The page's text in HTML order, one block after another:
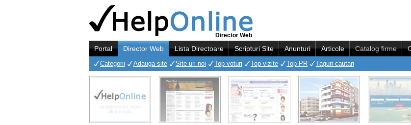
Director Web
Portal Director Web Lista Directoare Scripturi Site Anunturi Articole Catalog firme
Categorii Adauga site Site-uri noi Top voturi Top vizite Top PR Taguri cautari